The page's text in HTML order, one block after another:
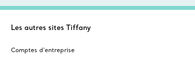
Les autres sites Tiffany
Comptes d’entreprise